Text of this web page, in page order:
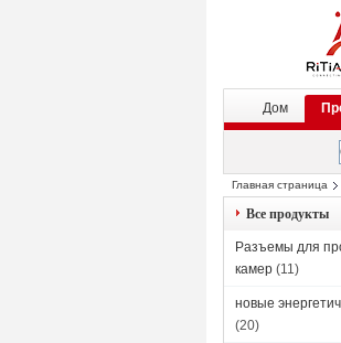
Дом
Главная страница
Все продукты
Разъемы для
камер (11)
новые
(20)